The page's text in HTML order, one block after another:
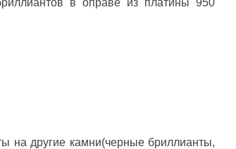
в оправе из платины 950
на другие камни(черные бриллианты,